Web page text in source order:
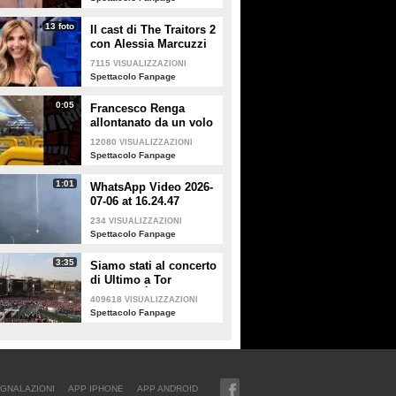
13 foto
Il cast di The Traitors 2
con Alessia Marcuzzi
7115 VISUALIZZAZIONI
Spettacolo Fanpage
0:05
Francesco Renga
allontanato da un volo
Ryanair dopo una
discussione con gli
12080 VISUALIZZAZIONI
Spettacolo Fanpage
1:01
WhatsApp Video 2026-
07-06 at 16.24.47
234 VISUALIZZAZIONI
Spettacolo Fanpage
3:35
Siamo stati al concerto
di Ultimo a Tor
Vergata: "È il giorno
che aspettavo, questa è
409618 VISUALIZZAZIONI
Spettacolo Fanpage
APP IPHONE APP ANDROID